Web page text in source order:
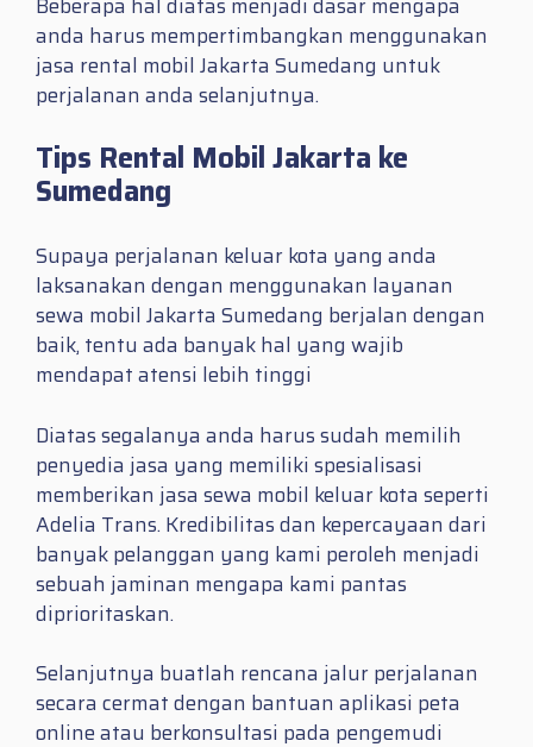
anda harus mempertimbangkan menggunakan
jasa rental mobil Jakarta Sumedang untuk
perjalanan anda selanjutnya.
Tips Rental Mobil Jakarta ke
Sumedang
Supaya perjalanan keluar kota yang anda
laksanakan dengan menggunakan layanan
sewa mobil Jakarta Sumedang berjalan dengan
baik, tentu ada banyak hal yang wajib
mendapat atensi lebih tinggi
Diatas segalanya anda harus sudah memilih
penyedia jasa yang memiliki spesialisasi
memberikan jasa sewa mobil keluar kota seperti
Adelia Trans. Kredibilitas dan kepercayaan dari
banyak pelanggan yang kami peroleh menjadi
sebuah jaminan mengapa kami pantas
diprioritaskan.
Selanjutnya buatlah rencana jalur perjalanan
secara cermat dengan bantuan aplikasi peta
online atau berkonsultasi pada pengemudi